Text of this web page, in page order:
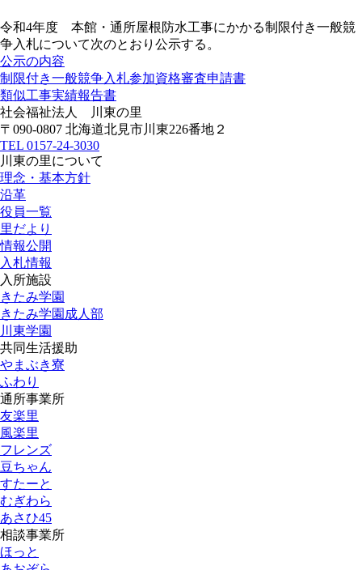
令和4年度 本館・通所屋根防水工事にかかる制限付き一般競
争入札について次のとおり公示する。
公示の内容
制限付き一般競争入札参加資格審査申請書
類似工事実績報告書
社会福祉法人
川東の里
〒090-0807 北海道北見市川東226番地２
TEL 0157-24-3030
川東の里について
理念・基本方針
沿革
役員一覧
里だより
情報公開
入札情報
入所施設
きたみ学園
きたみ学園成人部
川東学園
共同生活援助
やまぶき寮
ふわり
通所事業所
友楽里
風楽里
フレンズ
豆ちゃん
すたーと
むぎわら
あさひ45
相談事業所
ほっと